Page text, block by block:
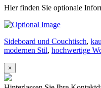
Hier finden Sie optionale
Sideboard und Couchtisch,
modernen Stil, hochwertige
×